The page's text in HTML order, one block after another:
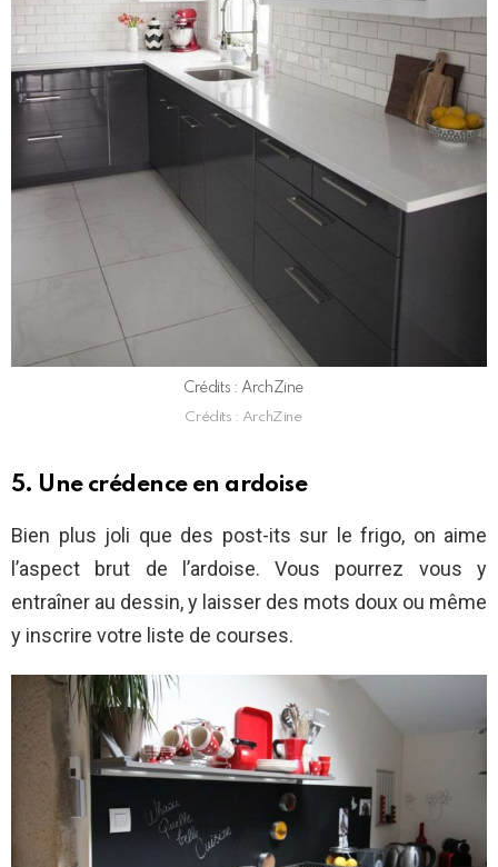
Crédits : ArchZine
Crédits : ArchZine
5. Une crédence en ardoise
Bien plus joli que des post-its sur le frigo, on aime
l’aspect brut de l’ardoise. Vous pourrez vous y
entraîner au dessin, y laisser des mots doux ou même
y inscrire votre liste de courses.